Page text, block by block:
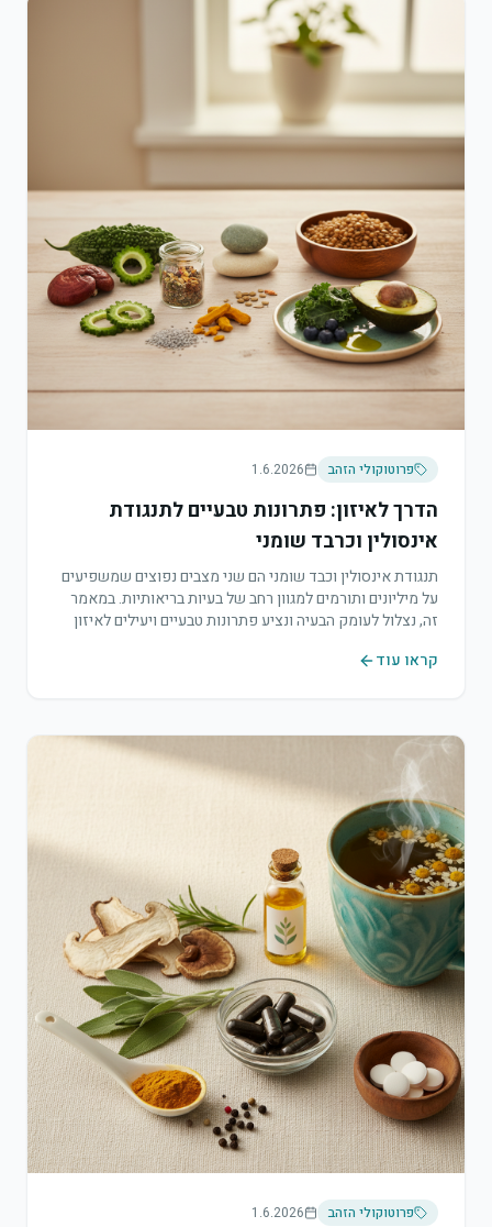
פרוטוקולי הזהב 1.6.2026
הדרך לאיזון: פתרונות טבעיים לתנגודת
אינסולין וכרבד שומני
תנגודת אינסולין וכבד שומני הם שני מצבים נפוצים שמשפיעים
על מיליונים ותורמים למגוון רחב של בעיות בריאותיות. במאמר
זה, נצלול לעומק הבעיה ונציע פתרונות טבעיים ויעילים לאיזון
קראו עוד
פרוטוקולי הזהב 1.6.2026